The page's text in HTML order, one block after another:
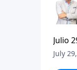
Julio
que
July